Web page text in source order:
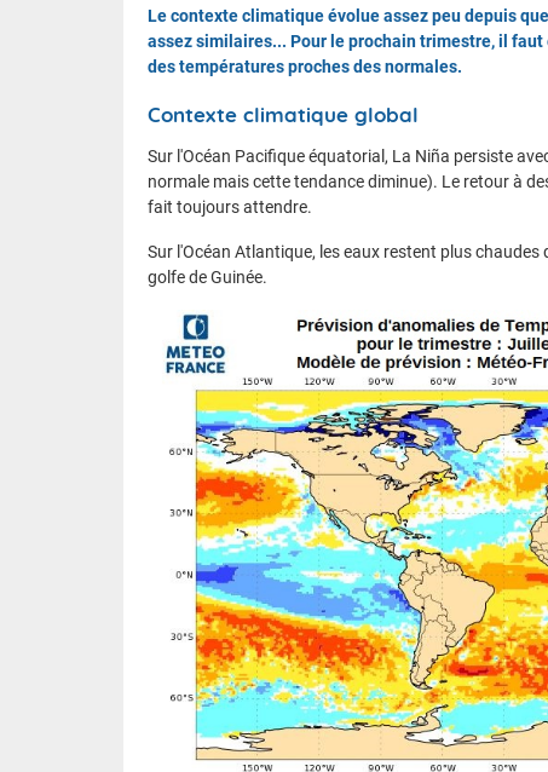
Le contexte climatique évolue assez peu depuis
assez similaires... Pour le prochain trimestre, il
des températures proches des normales.
Contexte climatique global
Sur l'Océan Pacifique équatorial, La Niña persiste
normale mais cette tendance diminue). Le retour à
fait toujours attendre.
Sur l'Océan Atlantique, les eaux restent plus
golfe de Guinée.